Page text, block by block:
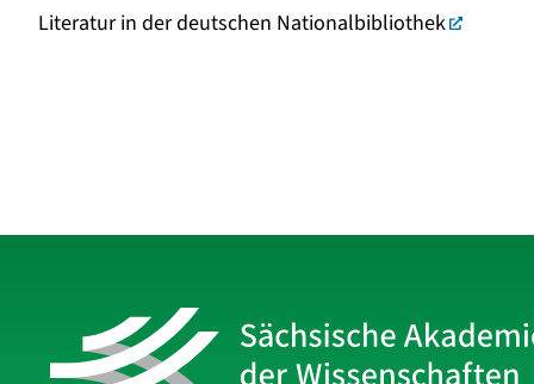
Literatur in der deutschen Nationalbibliothek